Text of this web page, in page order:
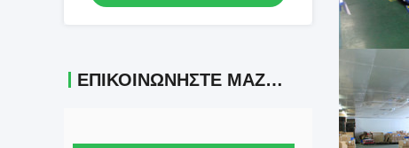
ΕΠΙΚΟΙΝΩΝΉΣΤΕ ΜΑΖΊ ΜΑΣ